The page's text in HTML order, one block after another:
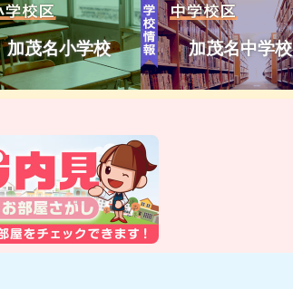
加茂名小学校 加茂名中学校